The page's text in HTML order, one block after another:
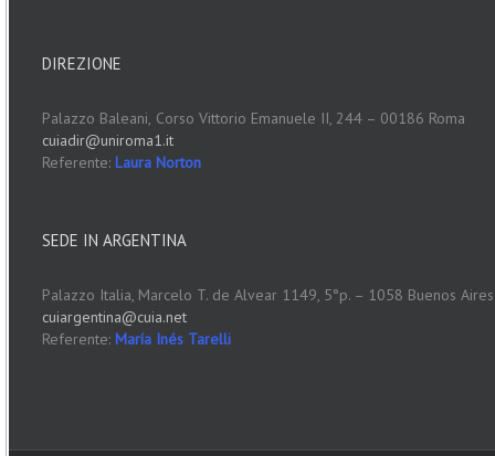
DIREZIONE
Palazzo Baleani, Corso Vittorio Emanuele II, 244 – 00186 Roma
cuiadir@uniroma1.it
Referente: Laura Norton
SEDE IN ARGENTINA
Palazzo Italia, Marcelo T. de Alvear 1149, 5°p. – 1058 Buenos Aires
cuiargentina@cuia.net
Referente: María Inés Tarelli